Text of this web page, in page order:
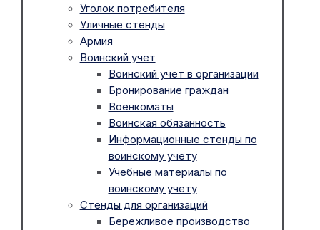
Уголок потребителя
Уличные стенды
Армия
Воинский учет
Воинский учет в организации
Бронирование граждан
Военкоматы
Воинская обязанность
Информационные стенды по
воинскому учету
Учебные материалы по
воинскому учету
Стенды для организаций
Бережливое производство